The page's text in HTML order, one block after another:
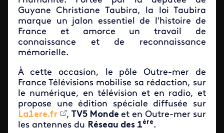
Guyane Christiane Taubira, la loi Taubira
marque un jalon essentiel de l'histoire de
France et amorce un travail de
connaissance et de reconnaissance
mémorielle.
À cette occasion, le pôle Outre-mer de
France Télévisions mobilise sa rédaction, sur
le numérique, en télévision et en radio, et
propose une édition spéciale diffusée sur
La1ere.fr
, TV5 Monde et en Outre-mer sur
les antennes du Réseau des 1ère.